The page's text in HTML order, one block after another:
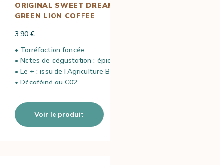
ORIGINAL SWEET DREAMS DÉCAFÉINÉ BIO –
GREEN LION COFFEE
3.90 €
• Torréfaction foncée
• Notes de dégustation : épices et biscuits
• Le + : issu de l’Agriculture Biologique
• Décaféiné au C02
Voir le produit